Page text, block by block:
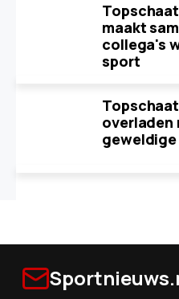
maakt
collega's
sport
overladen